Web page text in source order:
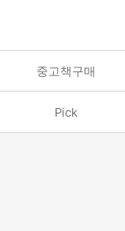
중고책구매
Pick